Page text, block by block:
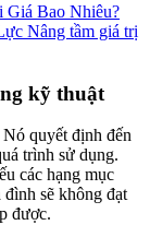
Bao Nhiêu?
Nâng tầm giá trị
kỹ thuật
quyết định đến
trình sử dụng.
các hạng mục
sẽ không đạt
được.